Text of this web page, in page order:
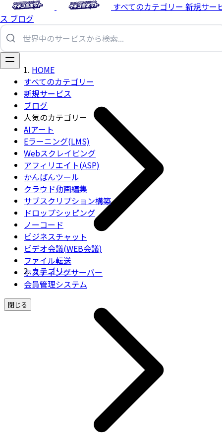
すべてのカテゴリー 新規サー
ス ブログ
すべてのカテゴリー
新規サービス
ブログ
人気のカテゴリー
AIアート
Eラーニング(LMS)
Webスクレイピング
アフィリエイト(ASP)
かんばんツール
クラウド動画編集
サブスクリプション構築
ドロップシッピング
ノーコード
ビジネスチャット
ビデオ会議(WEB会議)
ファイル転送
ホスティングサーバー
会員管理システム
閉じる
HOME
カテゴリー